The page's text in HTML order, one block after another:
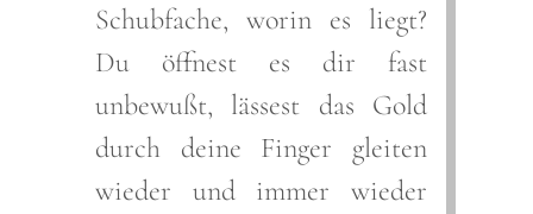
Schubfache, worin es liegt?
Du öffnest es dir fast
unbewußt, lässest das Gold
durch deine Finger gleiten
wieder und immer wieder